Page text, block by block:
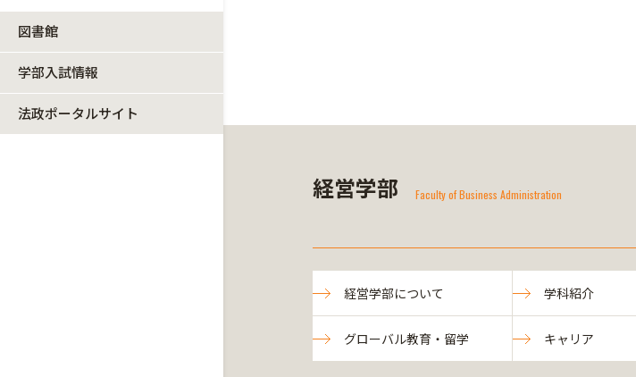
図書館
学部入試情報
法政ポータルサイト
経営学部 Faculty of Business Administration
経営学部について 学科紹介
グローバル教育・留学 キャリア